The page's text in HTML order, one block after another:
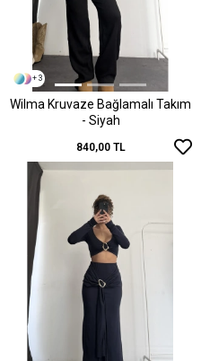
+ 3
Wilma Kruvaze Bağlamalı Takım
- Siyah
840,00 TL